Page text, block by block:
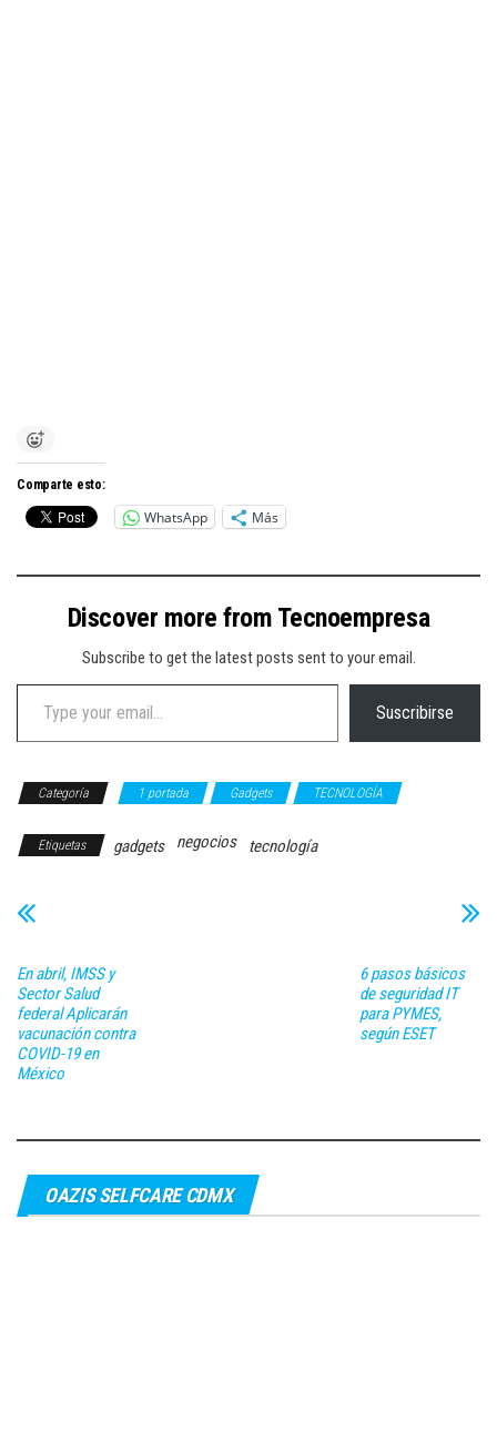
Comparte esto:
WhatsApp Más
Discover more from Tecnoempresa
Subscribe to get the latest posts sent to your email.
Type your email…
Suscribirse
Categoría 1 portada Gadgets TECNOLOGÍA
Etiquetas gadgets negocios tecnología
En abril, IMSS y
Sector Salud
federal Aplicarán
vacunación contra
COVID-19 en
México
6 pasos básicos
de seguridad IT
para PYMES,
según ESET
OAZIS SELFCARE CDMX